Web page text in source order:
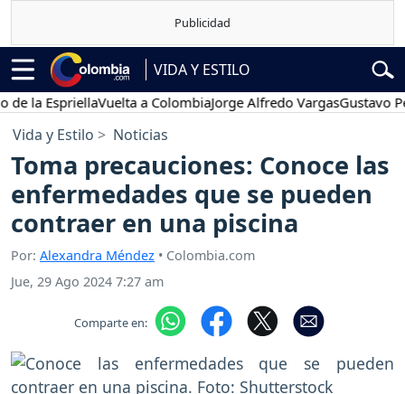
VIDA Y ESTILO
EspriellaVuelta a ColombiaJorge Alfredo VargasGustavo Petro
Vida y Estilo Noticias
Toma precauciones: Conoce las
enfermedades que se pueden
contraer en una piscina
Por: Alexandra Méndez • Colombia.com
Jue, 29 Ago 2024 7:27 am
Comparte en: